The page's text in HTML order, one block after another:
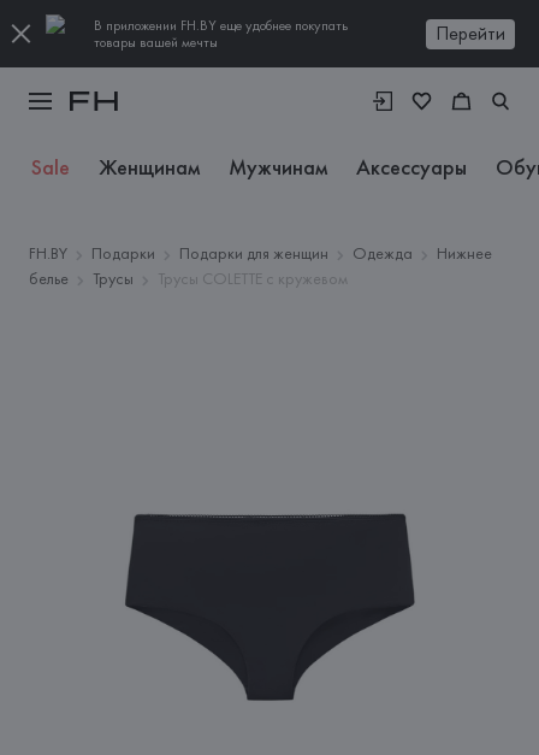
В приложении FH.BY еще удобнее покупать
товары вашей мечты
Перейти
Sale Женщинам Мужчинам Аксессуары
FH.BY Подарки Подарки для женщин Одежда
Нижнее
белье
Трусы Трусы COLETTE с кружевом